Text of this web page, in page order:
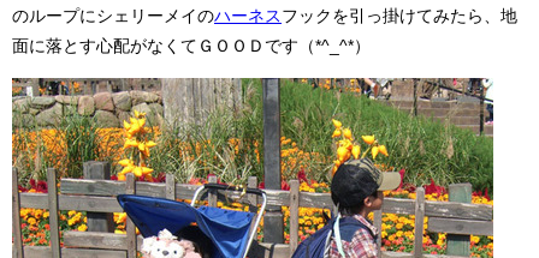
のループにシェリーメイのハーネス フックを引っ掛けてみたら、地
面に落とす心配がなくてＧＯＯＤです（*^_^*）